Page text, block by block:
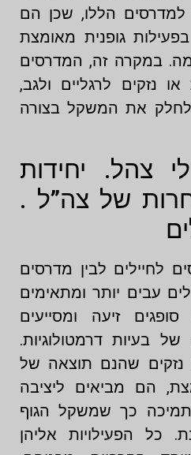
למדרסים הללו, שכן הם
גופנית מאומצת
במקרה זה, המדרסים
או נזקים לרגליים ולגב,
את המשקל בצורה
צהל. יחידות
של צה”ל .
לחיילים לבין מדרסים
עבים יותר ומתאימים
זיעה ומסייעים
בעיות דרמטולוגיות.
נזקים שהנם תוצאה של
הם מביאים ליציבה
כך שמשקל הגוף
כל הפעילויות אליהן